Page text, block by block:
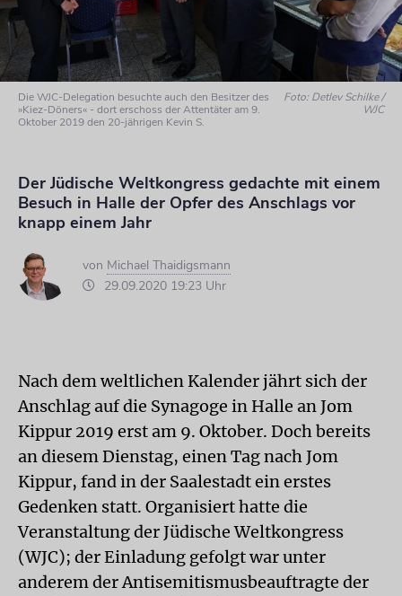
Die WJC-Delegation besuchte auch den Besitzer des
»Kiez-Döners« - dort erschoss der Attentäter am 9.
Oktober 2019 den 20-jährigen Kevin S.
Foto: Detlev Schilke /
WJC
Der Jüdische Weltkongress gedachte mit einem
Besuch in Halle der Opfer des Anschlags vor
knapp einem Jahr
von Michael Thaidigsmann
29.09.2020 19:23 Uhr
Nach dem weltlichen Kalender jährt sich der
Anschlag auf die Synagoge in Halle an Jom
Kippur 2019 erst am 9. Oktober. Doch bereits
an diesem Dienstag, einen Tag nach Jom
Kippur, fand in der Saalestadt ein erstes
Gedenken statt. Organisiert hatte die
Veranstaltung der Jüdische Weltkongress
(WJC); der Einladung gefolgt war unter
anderem der Antisemitismusbeauftragte der